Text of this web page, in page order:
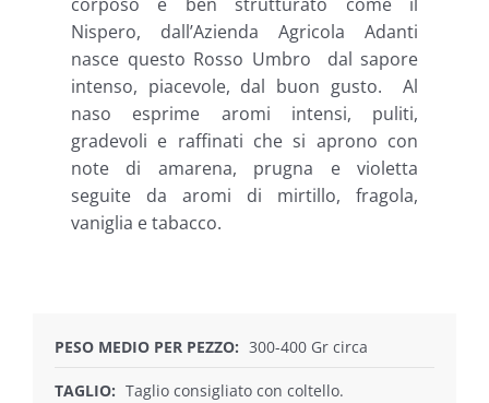
Nispero, dall’Azienda Agricola Adanti
nasce questo Rosso Umbro dal sapore
intenso, piacevole, dal buon gusto. Al
naso esprime aromi intensi, puliti,
gradevoli e raffinati che si aprono con
note di amarena, prugna e violetta
seguite da aromi di mirtillo, fragola,
vaniglia e tabacco.
PESO MEDIO PER PEZZO: 300-400 Gr circa
TAGLIO: Taglio consigliato con coltello.